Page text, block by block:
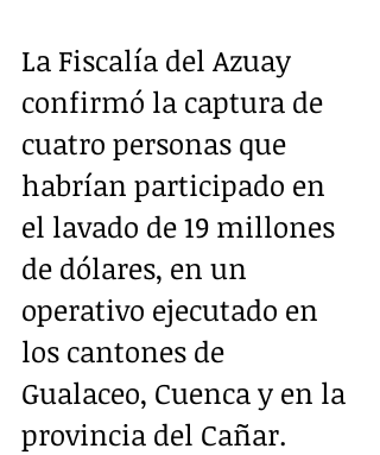
La Fiscalía del Azuay
confirmó la captura de
cuatro personas que
habrían participado en
el lavado de 19 millones
de dólares, en un
operativo ejecutado en
los cantones de
Gualaceo, Cuenca y en la
provincia del Cañar.